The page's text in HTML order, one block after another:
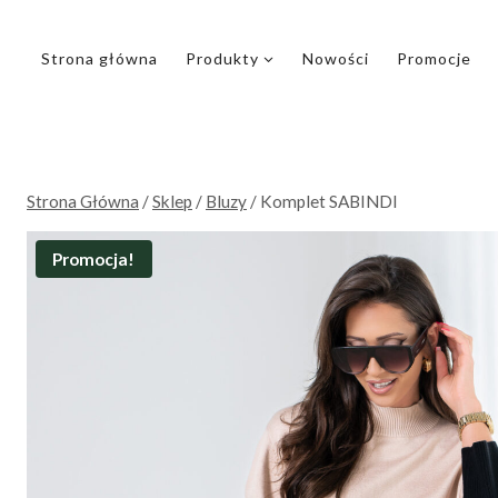
Strona główna Produkty Nowości Promocje
Strona Główna /Sklep / Bluzy / Komplet SABINDI
Promocja!